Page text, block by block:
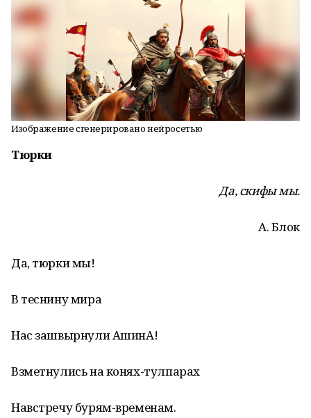
Изображение сгенерировано нейросетью
Тюрки
Да, скифы мы.
А. Блок
Да, тюрки мы!
В теснину мира
Нас зашвырнули АшинА!
Взметнулись на конях-тулпарах
Навстречу бурям-временам.